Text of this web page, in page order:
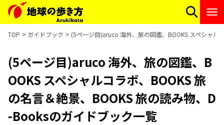
TOP ガイドブック (5ページ目)aruco 海外、旅の図鑑、BOOKS スペシャル
(5ページ目)aruco 海外、旅の図鑑、B
OOKS スペシャルコラボ、BOOKS 旅
の名言＆絶景、BOOKS 旅の読み物、D
-Booksのガイドブック一覧